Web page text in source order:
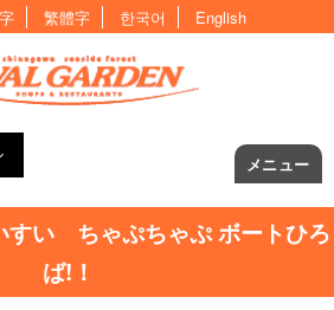
繁體字 한국어 English
メニュー
すい ちゃぷちゃぷ ボートひろ
ば!！